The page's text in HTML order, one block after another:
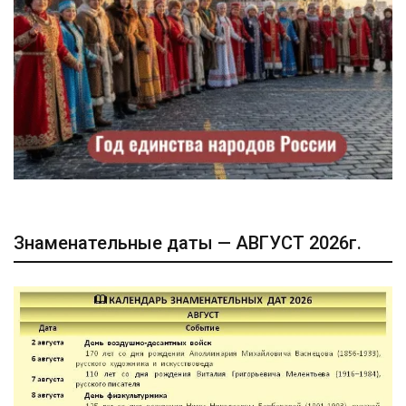
Знаменательные даты — АВГУСТ 2026г.